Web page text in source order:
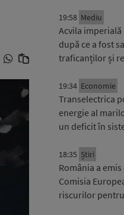
19:58 Mediu
Acvila
după ce a fost
traficanților și
19:34 Economie
Transelectrica
energie al
un deficit în
18:35 Știri
România a
Comisia
riscurilor